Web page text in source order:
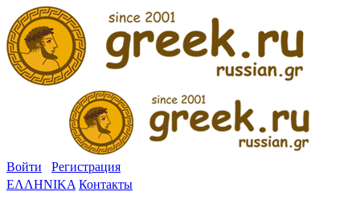
Войти
Регистрация
ΕΛΛΗΝΙΚΑ Контакты